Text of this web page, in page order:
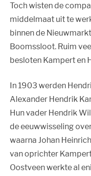
Toch wisten de
middelmaat uit te
binnen de
Boomssloot. Ruim
besloten Kampert en
In 1903 werden
Alexander Hendrik
Hun vader Hendrik
de eeuwwisseling
waarna Johan
van oprichter
Oostveen werkte al